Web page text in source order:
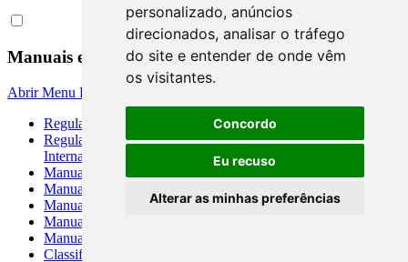
personalizado, anúncios
direcionados, analisar o tráfego
do site e entender de onde vêm
os visitantes.
Concordo
Eu recuso
Alterar as minhas preferências
Manuais e Regulamentos
Abrir Menu Fechar Menu
Regulamento do Imposto de Renda
Regulamento do Mercado de Câmbio e Capitais
Internacionais
Manual de Normas e Instrções
Manual de Títulos e Valores Mobiliários
Manual de Crédito Rural
Manual de Organização do SFN
Manual de Supervisão Bancária do SFN
Classificação Nacional de Atividades Econômicas